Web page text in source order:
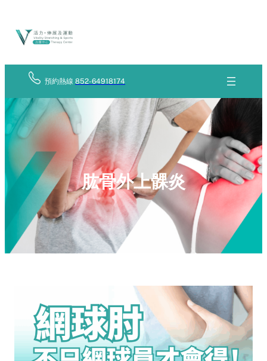
content
預約熱線852-64918174
肱骨外上髁炎